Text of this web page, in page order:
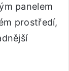
panelem
prostředí,